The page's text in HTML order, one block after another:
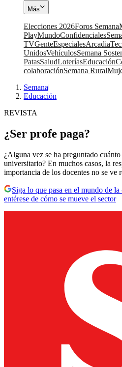
Más
Elecciones 2026Foros Semana
PlayMundoConfidenciales
TVGenteEspecialesArcadia
UnidosVehículosSemana
PatasSaludLoteríasEducación
colaboraciónSemana Rural
Semana|
Educación
REVISTA
¿Ser profe paga?
¿Alguna vez se ha preguntado
universitario? En muchos casos, la
importancia de los docentes no se ve
Siga lo que pasa en el mundo de
entérese de cómo se mueve el sector